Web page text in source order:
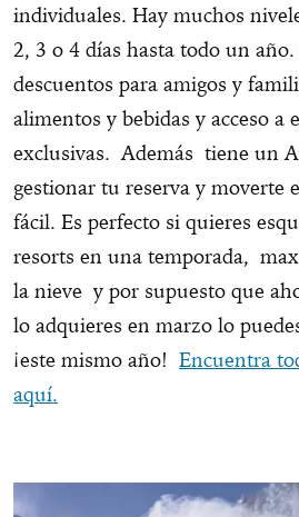
individuales. Hay muchos
2, 3 o 4 días hasta todo un
descuentos para amigos y
alimentos y bebidas y acceso a
exclusivas. Además tiene un
gestionar tu reserva y moverte
fácil. Es perfecto si quieres
resorts en una temporada,
la nieve y por supuesto que
lo adquieres en marzo lo
¡este mismo año! Encuentra
aquí.